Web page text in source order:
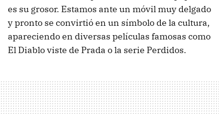
es su grosor. Estamos ante un móvil muy delgado
y pronto se convirtió en un símbolo de la cultura,
apareciendo en diversas películas famosas como
El Diablo viste de Prada o la serie Perdidos.